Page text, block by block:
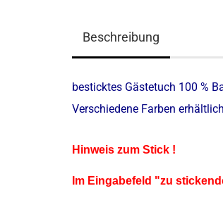
Beschreibung
besticktes Gästetuch 100 %
Verschiedene Farben erhältlich
Hinweis zum Stick !
Im Eingabefeld "zu